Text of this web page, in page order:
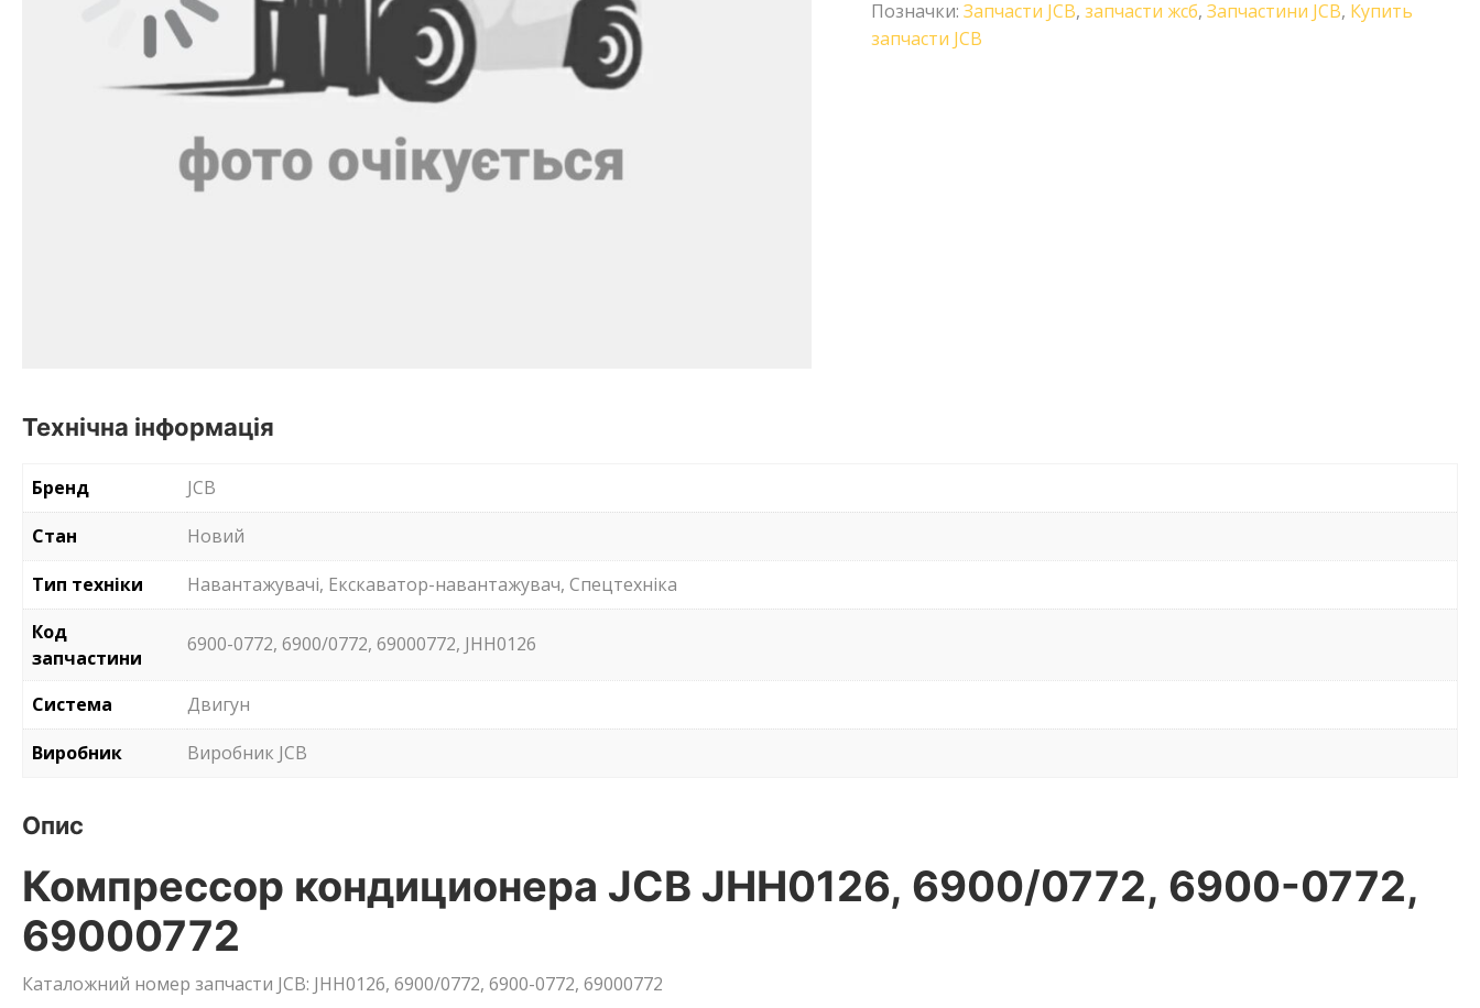
Позначки:Запчасти JCB,запчасти жсб,Запчастини JCB, Купить
запчасти JCB
Технічна інформація
Бренд
JCB
Стан
Новий
Тип техніки
Навантажувачі, Екскаватор-навантажувач, Спецтехніка
Код
запчастини
6900-0772, 6900/0772, 69000772, JHH0126
Система
Двигун
Виробник
Виробник JCB
Опис
Компрессор кондиционера JCB JHH0126, 6900/0772, 6900-0772,
69000772
Каталожний номер запчасти JCB: JHH0126, 6900/0772, 6900-0772, 69000772